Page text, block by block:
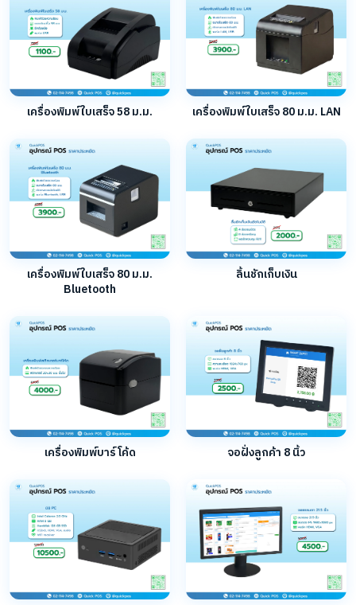
เครื่องพิมพ์ใบเสร็จ 58 ม.ม. เครื่องพิมพ์ใบเสร็จ 80 ม.ม. LAN
เครื่องพิมพ์ใบเสร็จ 80 ม.ม.
Bluetooth
ลิ้นชักเก็บเงิน
เครื่องพิมพ์บาร์โค้ด จอฝั่งลูกค้า 8 นิ้ว